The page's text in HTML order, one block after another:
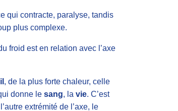
qui contracte, paralyse, tandis
plus complexe.
froid est en relation avec l’axe
, de la plus forte chaleur, celle
donne le sang, la vie. C’est
extrémité de l’axe, le